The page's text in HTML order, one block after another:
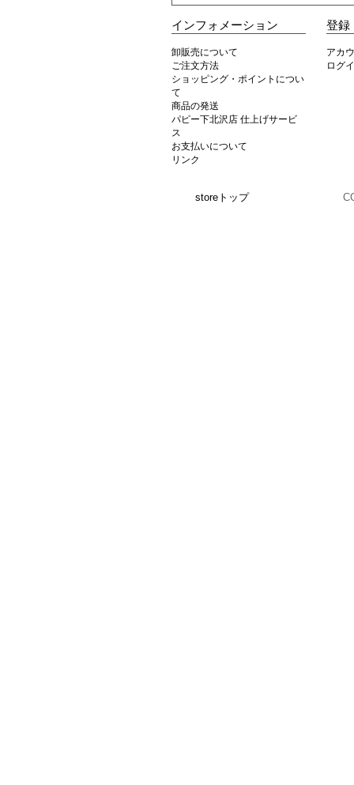
インフォメーション
卸販売について
ご注文方法
ショッピング・ポイントについ
て
商品の発送
パピー下北沢店 仕上げサービ
ス
お支払いについて
リンク
登録
アカ
ログ
storeトップ